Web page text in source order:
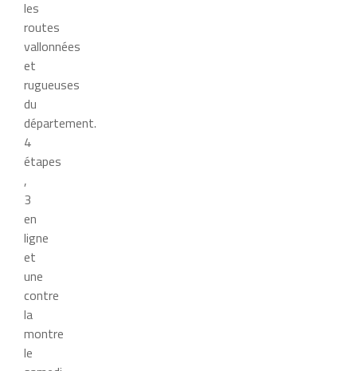
les
routes
vallonnées
et
rugueuses
du
département.
4
étapes
,
3
en
ligne
et
une
contre
la
montre
le